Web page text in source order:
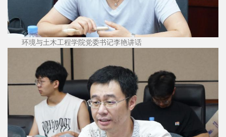
环境与土木工程学院党委书记李艳讲话